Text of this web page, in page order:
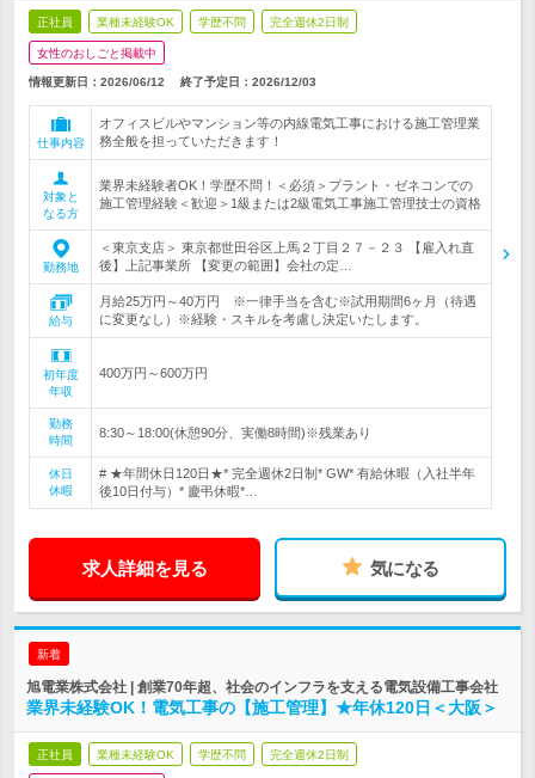
正社員 業種未経験OK 学歴不問 完全週休2日制
女性のおしごと掲載中
情報更新日：2026/06/12 終了予定日： 2026/12/03
仕事内容
オフィスビルやマンション等の内線電気工事における施工管理業
務全般を担っていただきます！
対象と
なる方
業界未経験者OK！学歴不問！＜必須＞プラント・ゼネコンでの
施工管理経験＜歓迎＞1級または2級電気工事施工管理技士の資格
勤務地
＜東京支店＞ 東京都世田谷区上馬２丁目２７－２３ 【雇入れ直
後】上記事業所 【変更の範囲】会社の定…
給与
月給25万円～40万円 ※一律手当を含む※試用期間6ヶ月（待遇
に変更なし）※経験・スキルを考慮し決定いたします。
初年度
年収
400万円～600万円
勤務
時間
8:30～18:00(休憩90分、実働8時間)※残業あり
休日
休暇
# ★年間休日120日★* 完全週休2日制* GW* 有給休暇（入社半年
後10日付与）* 慶弔休暇*…
求人詳細を見る 気になる
新着
旭電業株式会社 | 創業70年超、社会のインフラを支える電気設備工事会社
業界未経験OK！電気工事の【施工管理】★年休120日＜大阪＞
正社員 業種未経験OK 学歴不問 完全週休2日制